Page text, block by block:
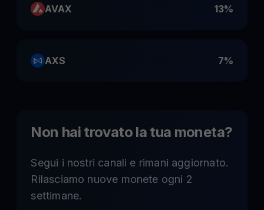
AVAX 13%
AXS 7%
Non hai trovato la tua moneta?
Segui i nostri canali e rimani aggiornato.
Rilasciamo nuove monete ogni 2
settimane.